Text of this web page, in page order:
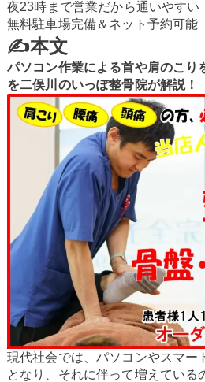
夜23時まで営業だから通いやすい
無料駐車場完備＆ネット予約可能
✍本文
パソコン作業による首や肩のこり
を二俣川のいっぽ整骨院が解説！
現代社会では、パソコンやスマー
となり、それに伴って増えている